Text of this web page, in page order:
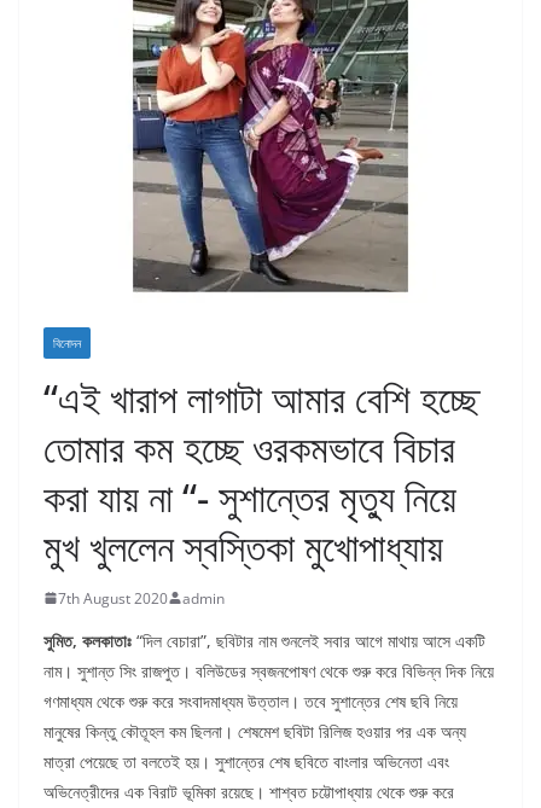
বিনোদন
“এই খারাপ লাগাটা আমার বেশি হচ্ছে
তোমার কম হচ্ছে ওরকমভাবে বিচার
করা যায় না “- সুশান্তের মৃত্যু নিয়ে
মুখ খুললেন স্বস্তিকা মুখোপাধ্যায়
7th August 2020 admin
সুমিত, কলকাতাঃ “দিল বেচারা”, ছবিটার নাম শুনলেই সবার আগে মাথায় আসে একটি
নাম। সুশান্ত সিং রাজপুত। বলিউডের স্বজনপোষণ থেকে শুরু করে বিভিন্ন দিক নিয়ে
গণমাধ্যম থেকে শুরু করে সংবাদমাধ্যম উত্তাল। তবে সুশান্তের শেষ ছবি নিয়ে
মানুষের কিন্তু কৌতূহল কম ছিলনা। শেষমেশ ছবিটা রিলিজ হওয়ার পর এক অন্য
মাত্রা পেয়েছে তা বলতেই হয়। সুশান্তের শেষ ছবিতে বাংলার অভিনেতা এবং
অভিনেত্রীদের এক বিরাট ভূমিকা রয়েছে। শাশ্বত চট্টোপাধ্যায় থেকে শুরু করে